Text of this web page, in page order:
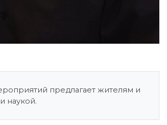
предлагает жителям и
наукой.